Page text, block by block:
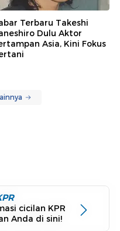
Terbaru Takeshi
Dulu Aktor
Asia, Kini Fokus
cicilan KPR
Anda di sini!